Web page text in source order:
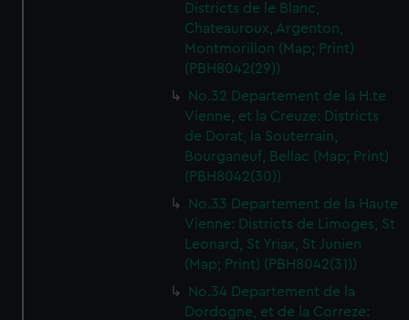
Districts de le Blanc,
Chateauroux, Argenton,
Montmorillon (Map; Print)
(PBH8042(29))
No.32 Departement de la H.te
Vienne, et la Creuze: Districts
de Dorat, la Souterrain,
Bourganeuf, Bellac (Map; Print)
(PBH8042(30))
No.33 Departement de la Haute
Vienne: Districts de Limoges, St
Leonard, St Yriax, St Junien
(Map; Print) (PBH8042(31))
No.34 Departement de la
Dordogne, et de la Correze: